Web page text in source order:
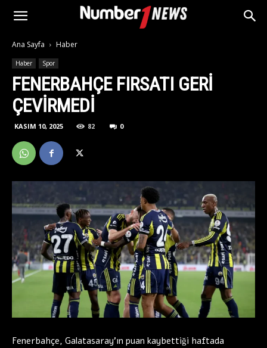
Ana Sayfa Haber
Haber Spor
FENERBAHÇE FIRSATI GERI
ÇEVIRMEDI
KASIM 10, 2025 82 0
Fenerbahçe, Galatasaray’ın puan kaybettiği haftada